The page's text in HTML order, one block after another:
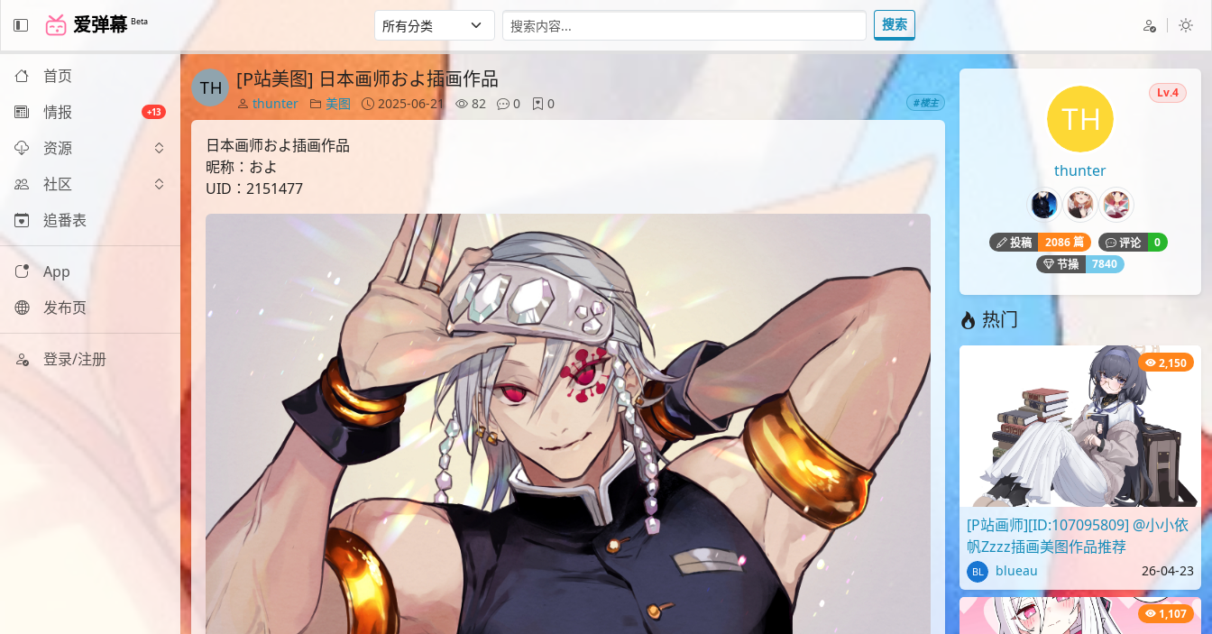
爱弹幕 Beta 搜索
首页
情报
+13
资源
社区
追番表
App
发布页
登录/注册
[P站美图] 日本画师およ插画作品
thunter 美图 2025-06-21 82 0 0 #楼主
日本画师およ插画作品
昵称：およ
UID：2151477
thunter
Lv.4
投稿 2086 篇 评论
0
节操
7840
热门
2,150
[P站画师][ID:107095809] @小小依
帆Zzzz插画美图作品推荐
blueau 26-04-23
1,107